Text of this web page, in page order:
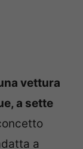
vettura
a sette
a